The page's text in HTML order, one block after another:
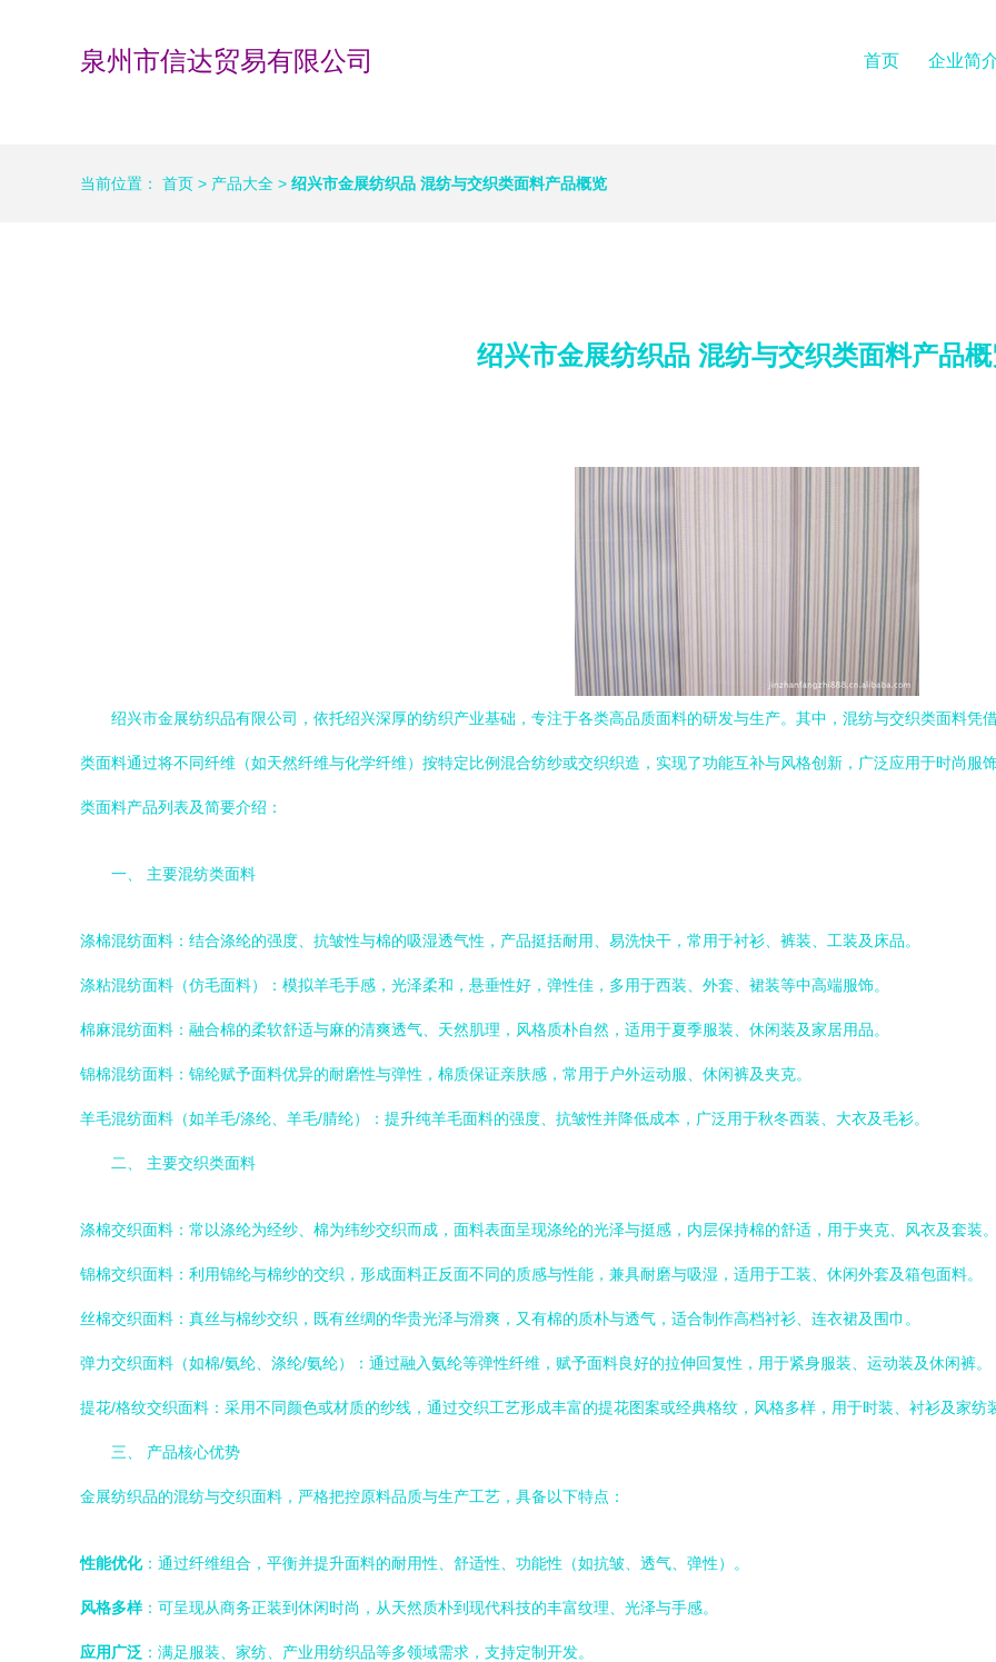
泉州市信达贸易有限公司 首页 企业简
当前位置： 首页 > 产品大全 > 绍兴市金展纺织品 混纺与交织类面料产品概览
绍兴市金展纺织品 混纺与交织类面料产品
绍兴市金展纺织品有限公司，依托绍兴深厚的纺织产业基础，专注于各类高品质面料的研发与生产。其中，混纺与交织类面料凭
类面料通过将不同纤维（如天然纤维与化学纤维）按特定比例混合纺纱或交织织造，实现了功能互补与风格创新，广泛应用于时尚服
类面料产品列表及简要介绍：
一、 主要混纺类面料
涤棉混纺面料：结合涤纶的强度、抗皱性与棉的吸湿透气性，产品挺括耐用、易洗快干，常用于衬衫、裤装、工装及床品。
涤粘混纺面料（仿毛面料）：模拟羊毛手感，光泽柔和，悬垂性好，弹性佳，多用于西装、外套、裙装等中高端服饰。
棉麻混纺面料：融合棉的柔软舒适与麻的清爽透气、天然肌理，风格质朴自然，适用于夏季服装、休闲装及家居用品。
锦棉混纺面料：锦纶赋予面料优异的耐磨性与弹性，棉质保证亲肤感，常用于户外运动服、休闲裤及夹克。
羊毛混纺面料（如羊毛/涤纶、羊毛/腈纶）：提升纯羊毛面料的强度、抗皱性并降低成本，广泛用于秋冬西装、大衣及毛衫。
二、 主要交织类面料
涤棉交织面料：常以涤纶为经纱、棉为纬纱交织而成，面料表面呈现涤纶的光泽与挺感，内层保持棉的舒适，用于夹克、风衣及套装。
锦棉交织面料：利用锦纶与棉纱的交织，形成面料正反面不同的质感与性能，兼具耐磨与吸湿，适用于工装、休闲外套及箱包面料。
丝棉交织面料：真丝与棉纱交织，既有丝绸的华贵光泽与滑爽，又有棉的质朴与透气，适合制作高档衬衫、连衣裙及围巾。
弹力交织面料（如棉/氨纶、涤纶/氨纶）：通过融入氨纶等弹性纤维，赋予面料良好的拉伸回复性，用于紧身服装、运动装及休闲裤。
提花/格纹交织面料：采用不同颜色或材质的纱线，通过交织工艺形成丰富的提花图案或经典格纹，风格多样，用于时装、衬衫及家纺
三、 产品核心优势
金展纺织品的混纺与交织面料，严格把控原料品质与生产工艺，具备以下特点：
性能优化：通过纤维组合，平衡并提升面料的耐用性、舒适性、功能性（如抗皱、透气、弹性）。
风格多样：可呈现从商务正装到休闲时尚，从天然质朴到现代科技的丰富纹理、光泽与手感。
应用广泛 ：满足服装、家纺、产业用纺织品等多领域需求，支持定制开发。